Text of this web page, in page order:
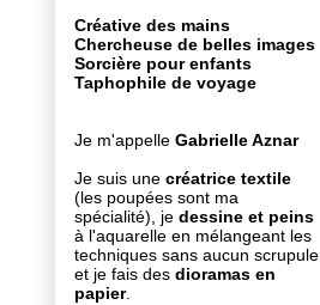
Créative des mains
Chercheuse de belles images
Sorcière pour enfants
Taphophile de voyage
Je m'appelle Gabrielle Aznar
Je suis une créatrice textile
(les poupées sont ma
spécialité), je dessine et peins
à l'aquarelle en mélangeant les
techniques sans aucun scrupule
et je fais des dioramas en
papier.